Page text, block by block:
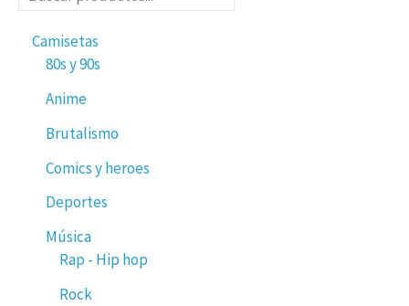
Camisetas
80s y 90s
Anime
Brutalismo
Comics y heroes
Deportes
Música
Rap - Hip hop
Rock